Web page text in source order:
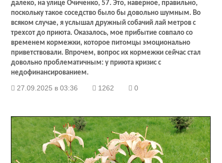
далеко, на улице Очиченко, 57. Это, наверное, правильно,
поскольку такое соседство было бы довольно шумным. Во
всяком случае, я услышал дружный собачий лай метров с
трехсот до приюта. Оказалось, мое прибытие совпало со
временем кормежки, которое питомцы эмоционально
приветствовали. Впрочем, вопрос их кормежки сейчас стал
довольно проблематичным: у приюта кризис с
недофинансированием.
27.09.2025 в 03:36 1262 0